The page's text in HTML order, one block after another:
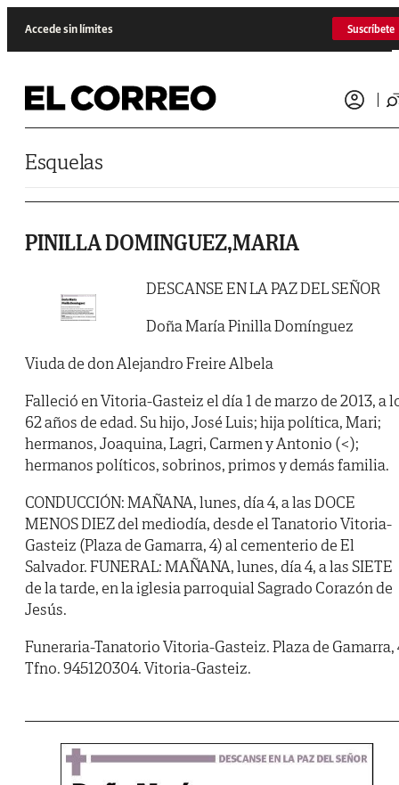
Accede sin límites Suscríbete
Esquelas
PINILLA DOMINGUEZ,MARIA
DESCANSE EN LA PAZ DEL SEÑOR
Doña María Pinilla Domínguez
Viuda de don Alejandro Freire Albela
Falleció en Vitoria-Gasteiz el día 1 de marzo de 2013, a
62 años de edad. Su hijo, José Luis; hija política, Mari;
hermanos, Joaquina, Lagri, Carmen y Antonio (<);
hermanos políticos, sobrinos, primos y demás familia.
CONDUCCIÓN: MAÑANA, lunes, día 4, a las DOCE
MENOS DIEZ del mediodía, desde el Tanatorio Vitoria-
Gasteiz (Plaza de Gamarra, 4) al cementerio de El
Salvador. FUNERAL: MAÑANA, lunes, día 4, a las SIETE
de la tarde, en la iglesia parroquial Sagrado Corazón de
Jesús.
Funeraria-Tanatorio Vitoria-Gasteiz. Plaza de Gamarra,
Tfno. 945120304. Vitoria-Gasteiz.